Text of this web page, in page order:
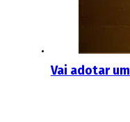
Vai adotar